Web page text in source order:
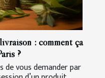
: comment ça
?
de vous demander par